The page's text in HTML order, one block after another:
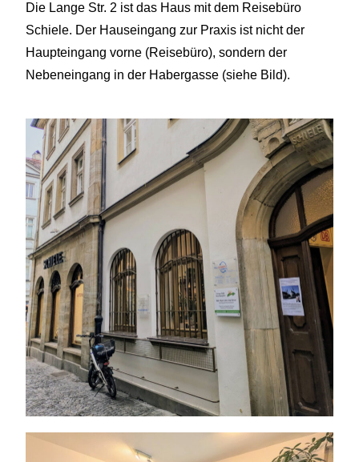
Die Lange Str. 2 ist das Haus mit dem Reisebüro
Schiele. Der Hauseingang zur Praxis ist nicht der
Haupteingang vorne (Reisebüro), sondern der
Nebeneingang in der Habergasse (siehe Bild).